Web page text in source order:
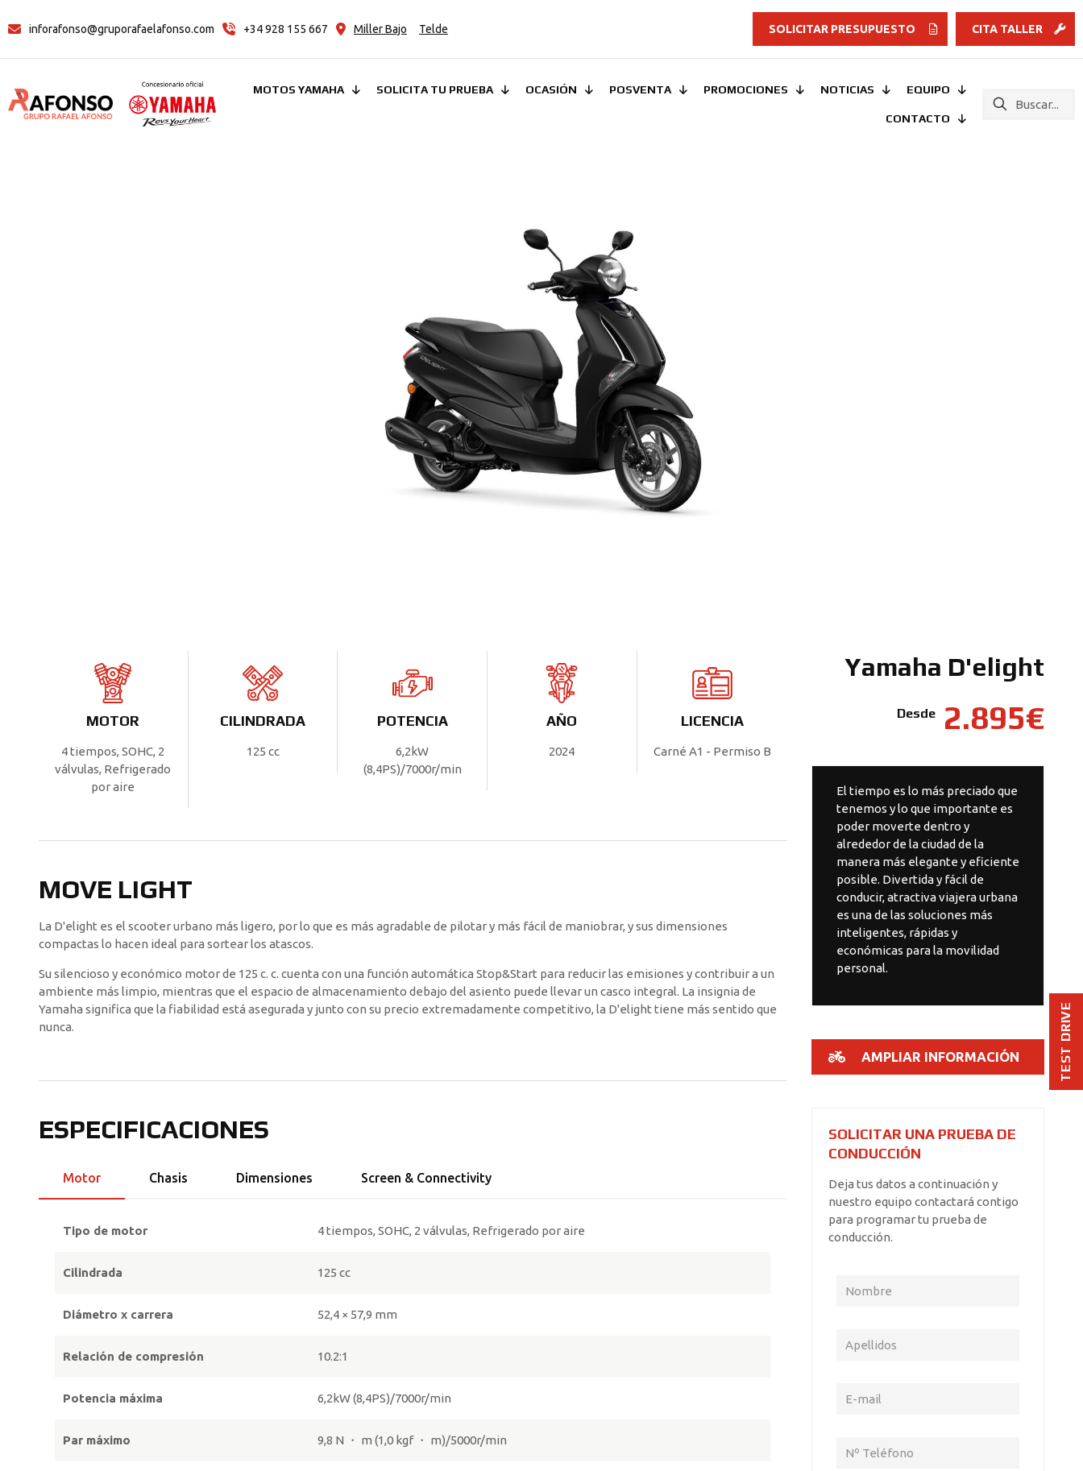
inforafonso@gruporafaelafonso.com +34 928 155 667 Miller Bajo Telde SOLICITAR PRESUPUESTO CITA TALLER
MOTOS YAMAHA SOLICITA TU PRUEBA OCASIÓN POSVENTA PROMOCIONES NOTICIAS EQUIPO
CONTACTO
MOTOR
4 tiempos, SOHC, 2
válvulas, Refrigerado
por aire
CILINDRADA
125 cc
POTENCIA
6,2kW
(8,4PS)/7000r/min
AÑO
2024
LICENCIA
Carné A1 - Permiso B
MOVE LIGHT
La D'elight es el scooter urbano más ligero, por lo que es más agradable de pilotar y más fácil de maniobrar, y sus dimensiones
compactas lo hacen ideal para sortear los atascos.
Su silencioso y económico motor de 125 c. c. cuenta con una función automática Stop&Start para reducir las emisiones y contribuir a un
ambiente más limpio, mientras que el espacio de almacenamiento debajo del asiento puede llevar un casco integral. La insignia de
Yamaha significa que la fiabilidad está asegurada y junto con su precio extremadamente competitivo, la D'elight tiene más sentido que
nunca.
ESPECIFICACIONES
Motor Chasis Dimensiones Screen & Connectivity
Tipo de motor 4 tiempos, SOHC, 2 válvulas, Refrigerado por aire
Cilindrada 125 cc
Diámetro x carrera 52,4 × 57,9 mm
Relación de compresión 10.2:1
Potencia máxima 6,2kW (8,4PS)/7000r/min
Par máximo 9,8 N ・ m (1,0 kgf ・ m)/5000r/min
Yamaha D'elight
Desde 2.895€
El tiempo es lo más preciado que
tenemos y lo que importante es
poder moverte dentro y
alrededor de la ciudad de la
manera más elegante y eficiente
posible. Divertida y fácil de
conducir, atractiva viajera urbana
es una de las soluciones más
inteligentes, rápidas y
económicas para la movilidad
personal.
AMPLIAR INFORMACIÓN
SOLICITAR UNA PRUEBA DE
CONDUCCIÓN
Deja tus datos a continuación y
nuestro equipo contactará contigo
para programar tu prueba de
conducción.
TEST DRIVE